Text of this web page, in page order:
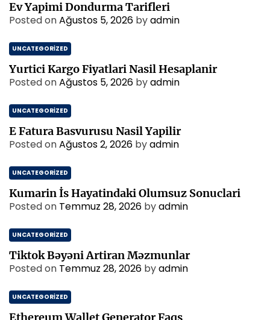
Ev Yapimi Dondurma Tarifleri
Posted onAğustos 5, 2026 byadmin
UNCATEGORIZED
Yurtici Kargo Fiyatlari Nasil Hesaplanir
Posted onAğustos 5, 2026 byadmin
UNCATEGORIZED
E Fatura Basvurusu Nasil Yapilir
Posted onAğustos 2, 2026 byadmin
UNCATEGORIZED
Kumarin İs Hayatindaki Olumsuz Sonuclari
Posted on Temmuz 28, 2026 byadmin
UNCATEGORIZED
Tiktok Bəyəni Artiran Məzmunlar
Posted on Temmuz 28, 2026 byadmin
UNCATEGORIZED